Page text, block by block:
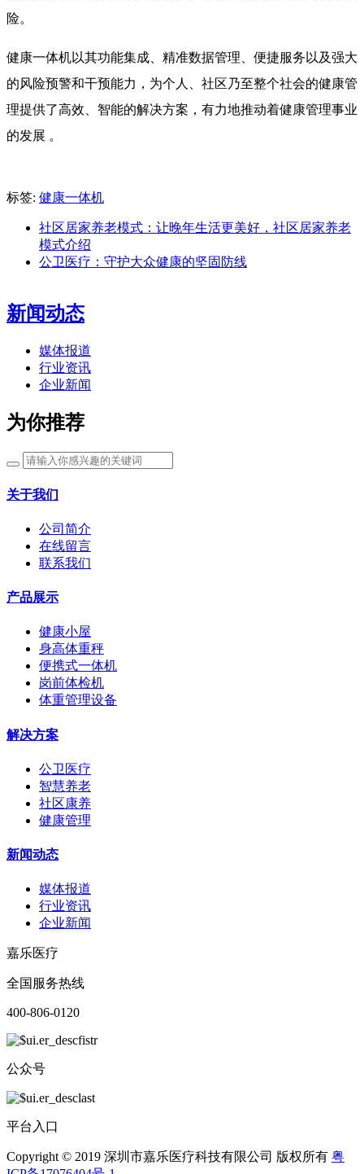
险。
健康一体机以其功能集成、精准数据管理、便捷服务以及强大
的风险预警和干预能力，为个人、社区乃至整个社会的健康管
理提供了高效、智能的解决方案，有力地推动着健康管理事业
的发展 。
标签: 健康一体机
社区居家养老模式：让晚年生活更美好，社区居家养老
模式介绍
公卫医疗：守护大众健康的坚固防线
新闻动态
媒体报道
行业资讯
企业新闻
为你推荐
关于我们
公司简介
在线留言
联系我们
产品展示
健康小屋
身高体重秤
便携式一体机
岗前体检机
体重管理设备
解决方案
公卫医疗
智慧养老
社区康养
健康管理
新闻动态
媒体报道
行业资讯
企业新闻
嘉乐医疗
全国服务热线
400-806-0120
公众号
平台入口
Copyright © 2019 深圳市嘉乐医疗科技有限公司 版权所有 粤